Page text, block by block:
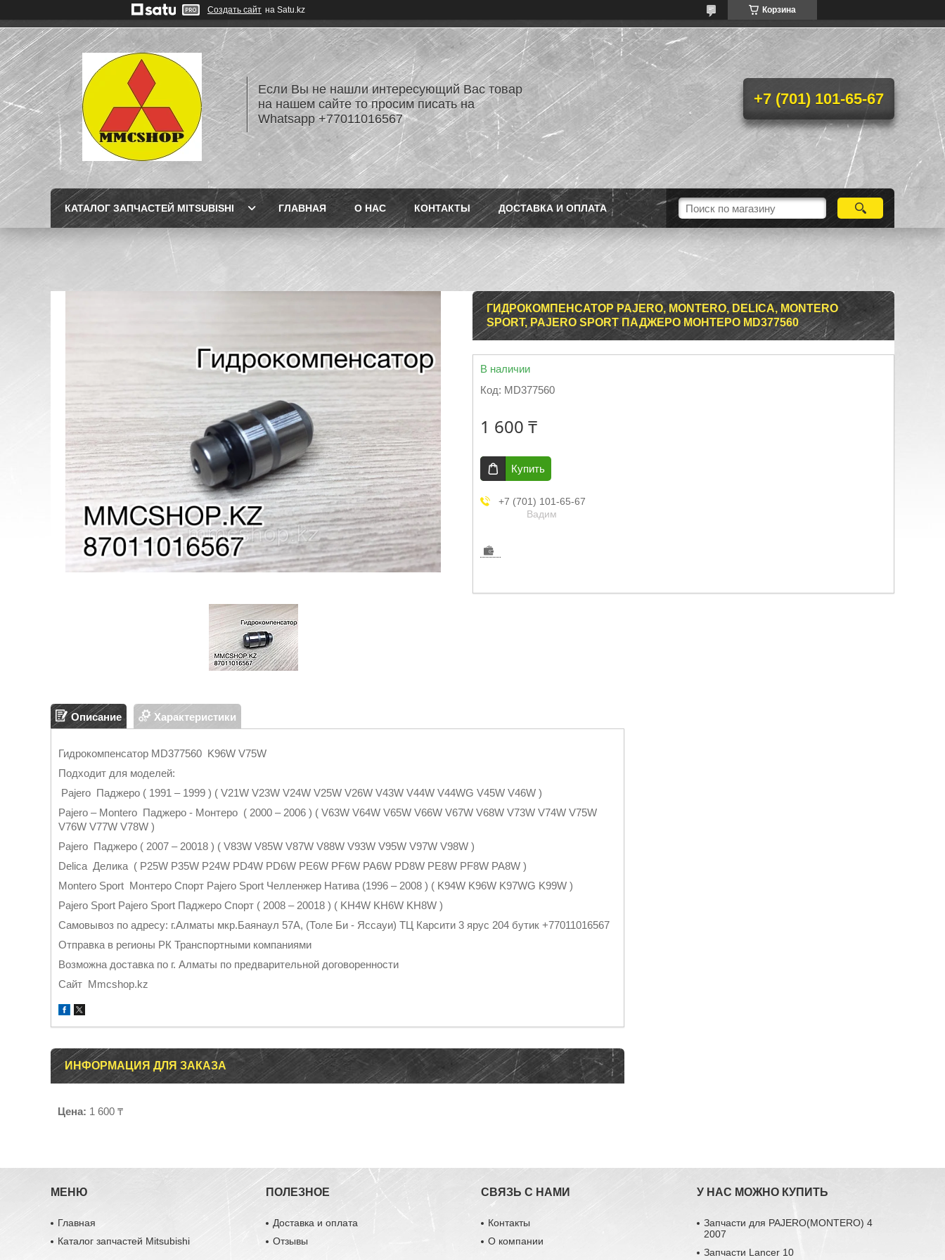
Создать сайт на Satu.kz Корзина
Если Вы не нашли интересующий Вас товар
на нашем сайте то просим писать на
Whatsapp +77011016567
+7 (701) 101-65-67
КАТАЛОГ ЗАПЧАСТЕЙ MITSUBISHI ГЛАВНАЯ О НАС КОНТАКТЫ ДОСТАВКА И ОПЛАТА
ГИДРОКОМПЕНСАТОР PAJERO, MONTERO, DELICA, MONTERO
SPORT, PAJERO SPORT ПАДЖЕРО МОНТЕРО MD377560
В наличии
Код: MD377560
1 600 ₸
Купить
+7 (701) 101-65-67
Вадим
Описание Характеристики
Гидрокомпенсатор MD377560 K96W V75W
Подходит для моделей:
Pajero Паджеро ( 1991 – 1999 ) ( V21W V23W V24W V25W V26W V43W V44W V44WG V45W V46W )
Pajero – Montero Паджеро - Монтеро ( 2000 – 2006 ) ( V63W V64W V65W V66W V67W V68W V73W V74W V75W
V76W V77W V78W )
Pajero Паджеро ( 2007 – 20018 ) ( V83W V85W V87W V88W V93W V95W V97W V98W )
Delica Делика ( P25W P35W P24W PD4W PD6W PE6W PF6W PA6W PD8W PE8W PF8W PA8W )
Montero Sport Монтеро Спорт Pajero Sport Челленжер Натива (1996 – 2008 ) ( K94W K96W K97WG K99W )
Pajero Sport Pajero Sport Паджеро Спорт ( 2008 – 20018 ) ( KH4W KH6W KH8W )
Самовывоз по адресу: г.Алматы мкр.Баянаул 57А, (Толе Би - Яссауи) ТЦ Карсити 3 ярус 204 бутик +77011016567
Отправка в регионы РК Транспортными компаниями
Возможна доставка по г. Алматы по предварительной договоренности
Cайт Mmcshop.kz
ИНФОРМАЦИЯ ДЛЯ ЗАКАЗА
Цена: 1 600 ₸
МЕНЮ
Главная
Каталог запчастей Mitsubishi
ПОЛЕЗНОЕ
Доставка и оплата
Отзывы
СВЯЗЬ С НАМИ
Контакты
О компании
У НАС МОЖНО КУПИТЬ
Запчасти для PAJERO(MONTERO) 4
2007
Запчасти Lancer 10